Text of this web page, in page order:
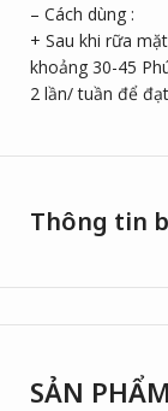
– Cách dùng :
+ Sau khi rữa
khoảng 30-45
2 lần/ tuần để
Thông tin
SẢN